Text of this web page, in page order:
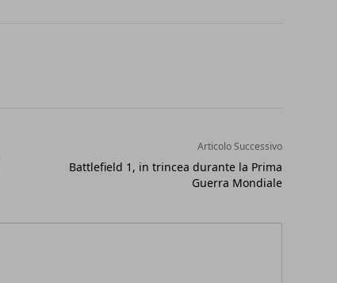
Articolo Successivo
Battlefield 1, in trincea durante la Prima
Guerra Mondiale